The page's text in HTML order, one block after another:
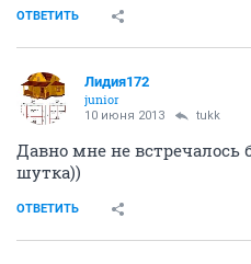
ОТВЕТИТЬ
Лидия172
junior
10 июня 2013 tukk
Давно мне не встречалось
шутка))
ОТВЕТИТЬ